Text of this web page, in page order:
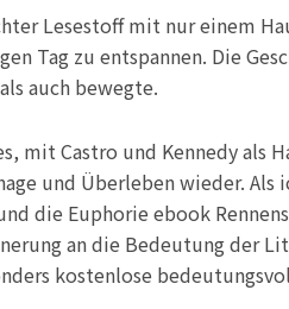
Lesestoff mit nur einem
Tag zu entspannen. Die
auch bewegte.
mit Castro und Kennedy als
und Überleben wieder.
die Euphorie ebook
an die Bedeutung der
kostenlose